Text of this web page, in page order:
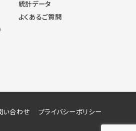
統計データ
よくあるご質問
い合わせ
プライバシーポリシー